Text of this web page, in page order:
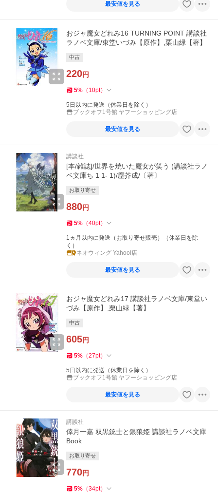
最安値を見る
おジャ魔女どれみ16 TURNING POINT 講談社
ラノベ文庫/東堂いづみ【原作】,栗山緑【著】
中古
220円
5% （ 10pt）
5日以内に発送（休業日を除く）
ブックオフ1号館 ヤフーショッピング店
最安値を見る
講談社
[本/雑誌]/世界を焼いた魔女が笑う (講談社ラノ
ベ文庫ち 1 1- 1)/塵芥成/〔著〕
お取り寄せ
880円
5% （40pt）
1ヵ月以内に発送（お取り寄せ販売）（休業日を除
く）
ネオウィング Yahoo!店
最安値を見る
おジャ魔女どれみ17 講談社ラノベ文庫/東堂い
づみ【原作】,栗山緑【著】
中古
605円
5% （27pt）
5日以内に発送（休業日を除く）
ブックオフ1号館 ヤフーショッピング店
最安値を見る
講談社
倖月一嘉 双黒銃士と銀狼姫 講談社ラノベ文庫
Book
お取り寄せ
770円
5% （34pt）